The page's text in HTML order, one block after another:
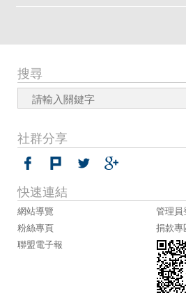
搜尋
社群分享
快速連結
網站導覽
管理員
粉絲專頁
捐款專
聯盟電子報